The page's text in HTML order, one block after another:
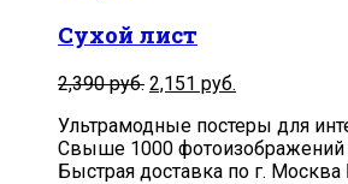
Сухой лист
2,390руб. 2,151 руб.
Ультрамодные постеры для
Свыше 1000 фотоизображений
Быстрая доставка по г.